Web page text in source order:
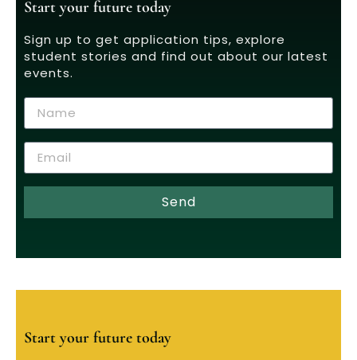
Start your future today
Sign up to get application tips, explore
student stories and find out about our latest
events.
Send
Start your future today